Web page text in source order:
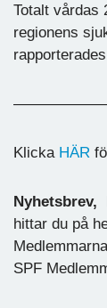
Totalt vårdas
regionens
Klicka HÄR
Nyhetsbrev,
hittar du på
SPF